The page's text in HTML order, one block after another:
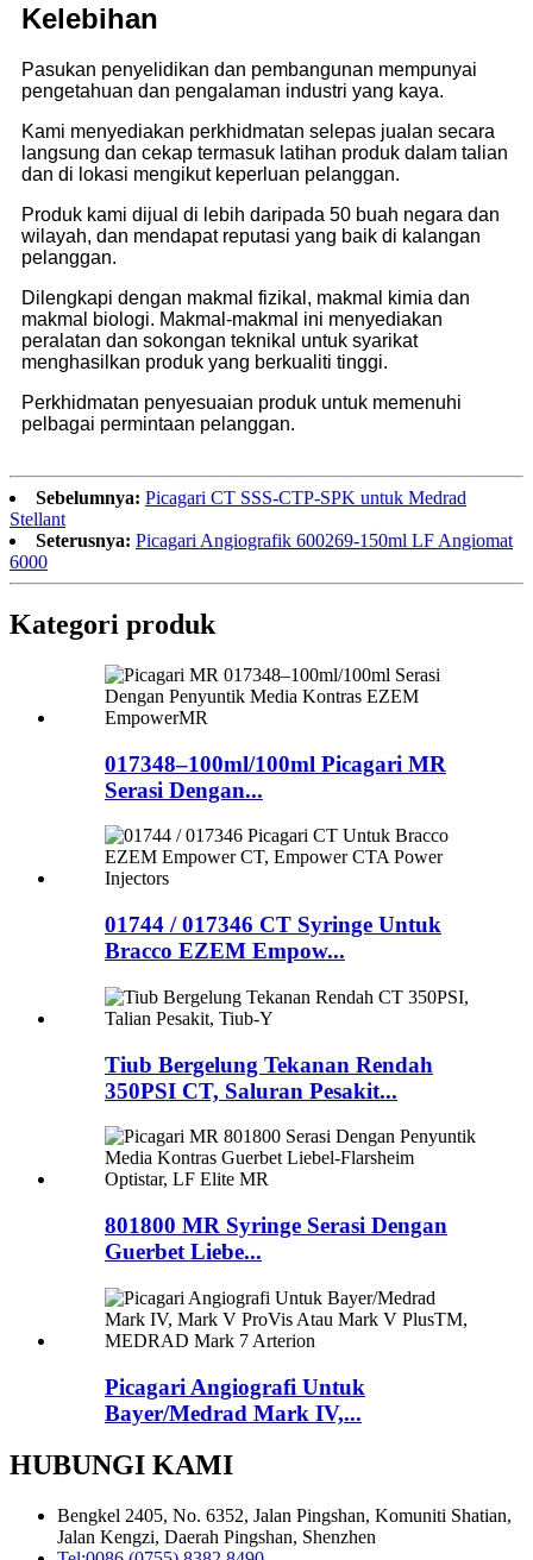
Kelebihan
Pasukan penyelidikan dan pembangunan mempunyai
pengetahuan dan pengalaman industri yang kaya.
Kami menyediakan perkhidmatan selepas jualan secara
langsung dan cekap termasuk latihan produk dalam talian
dan di lokasi mengikut keperluan pelanggan.
Produk kami dijual di lebih daripada 50 buah negara dan
wilayah, dan mendapat reputasi yang baik di kalangan
pelanggan.
Dilengkapi dengan makmal fizikal, makmal kimia dan
makmal biologi. Makmal-makmal ini menyediakan
peralatan dan sokongan teknikal untuk syarikat
menghasilkan produk yang berkualiti tinggi.
Perkhidmatan penyesuaian produk untuk memenuhi
pelbagai permintaan pelanggan.
Sebelumnya: Picagari CT SSS-CTP-SPK untuk Medrad
Stellant
Seterusnya: Picagari Angiografik 600269-150ml LF Angiomat
6000
Kategori produk
017348–100ml/100ml Picagari MR
Serasi Dengan...
01744 / 017346 CT Syringe Untuk
Bracco EZEM Empow...
Tiub Bergelung Tekanan Rendah
350PSI CT, Saluran Pesakit...
801800 MR Syringe Serasi Dengan
Guerbet Liebe...
Picagari Angiografi Untuk
Bayer/Medrad Mark IV,...
HUBUNGI KAMI
Bengkel 2405, No. 6352, Jalan Pingshan, Komuniti Shatian,
Jalan Kengzi, Daerah Pingshan, Shenzhen